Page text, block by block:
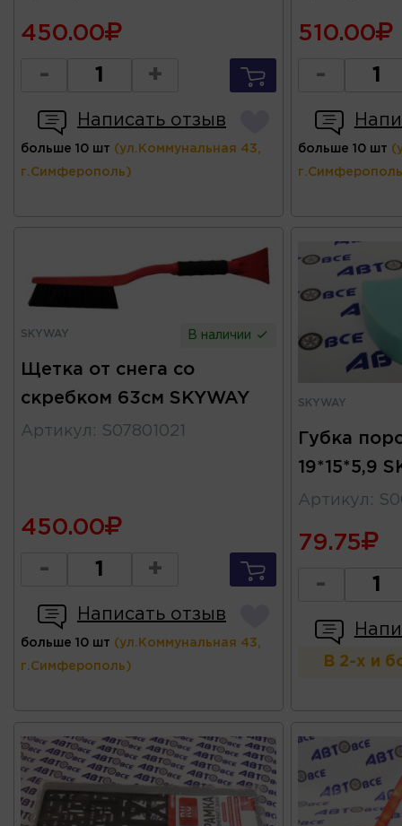
450.00
- +
Написать отзыв
больше 10 шт (ул.Коммунальная 43,
г.Симферополь)
510.00
-
больше 10 шт
SKYWAY В наличии
Щетка от снега со
скребком 63см SKYWAY
Артикул : S07801021
450.00
- +
Написать отзыв
больше 10 шт (ул.Коммунальная 43,
г.Симферополь)
SKYWAY
Губка
19*15*5,9
Артикул :
79.75
-
В 2-х и